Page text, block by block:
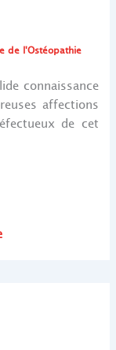
de l'Ostéopathie
connaissance
affections
de cet